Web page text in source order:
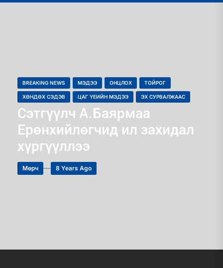
BREAKING NEWS МЭДЭЭ ОНЦЛОХ ТОЙРОГ
ХӨНДӨХ СЭДЭВ ЦАГ ҮЕИЙН МЭДЭЭ ЭХ СУРВАЛЖААС
Сэтгүүлч А.Баярмаа
Ерөнхийлөгчид ил захидал
хүргүүллээ
Мөрч 8 Years Ago